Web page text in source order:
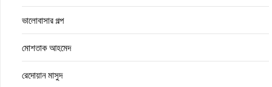
ভালোবাসার গল্প
মোশতাক আহমেদ
রেদোয়ান মাসুদ